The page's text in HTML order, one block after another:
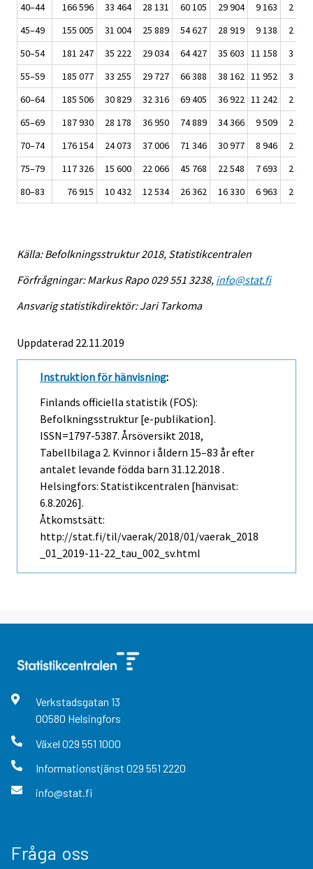
40–44
166 596 33 464 28 131 60 105 29 904 9 163
2 947
45–49
155 005 31 004 25 889 54 627 28 919 9 138
2 822
50–54
181 247 35 222 29 034 64 427 35 603 11 158
3 223
55–59
185 077 33 255 29 727 66 388 38 162 11 952
3 168
60–64
185 506 30 829 32 316 69 405 36 922 11 242
2 789
65–69
187 930 28 178 36 950 74 889 34 366 9 509
2 315
70–74
176 154 24 073 37 006 71 346 30 977 8 946
2 161
75–79
117 326 15 600 22 066 45 768 22 548 7 693
2 179
80–83
76 915 10 432 12 534 26 362 16 330 6 963 2 495
Källa: Befolkningsstruktur 2018, Statistikcentralen
Förfrågningar: Markus Rapo 029 551 3238, info@stat.fi
Ansvarig statistikdirektör: Jari Tarkoma
Uppdaterad 22.11.2019
Instruktion för hänvisning:
Finlands officiella statistik (FOS):
Befolkningsstruktur [e-publikation].
ISSN=1797-5387. Årsöversikt 2018,
Tabellbilaga 2. Kvinnor i åldern 15–83 år efter
antalet levande födda barn 31.12.2018 .
Helsingfors: Statistikcentralen [hänvisat:
6.8.2026].
Åtkomstsätt:
http://stat.fi/til/vaerak/2018/01/vaerak_2018
_01_2019-11-22_tau_002_sv.html
Verkstadsgatan 13
00580 Helsingfors
Växel 029 551 1000
Informationstjänst 029 551 2220
info@stat.fi
Fråga oss